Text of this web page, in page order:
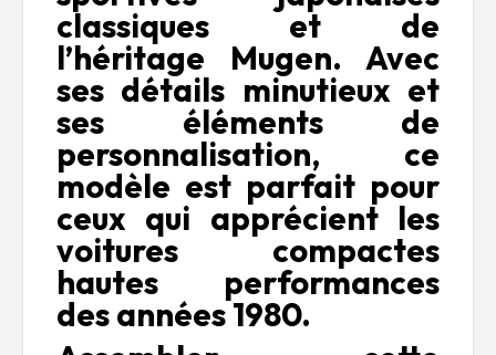
classiques et de
l’héritage Mugen. Avec
ses détails minutieux et
ses éléments de
personnalisation, ce
modèle est parfait pour
ceux qui apprécient les
voitures compactes
hautes performances
des années 1980.